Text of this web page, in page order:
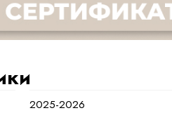
2025-2026